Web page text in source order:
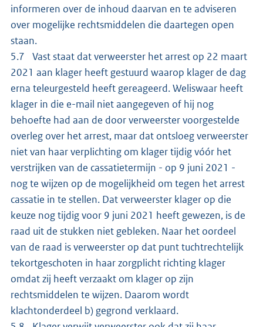
informeren over de inhoud daarvan en te adviseren
over mogelijke rechtsmiddelen die daartegen open
staan.
5.7 Vast staat dat verweerster het arrest op 22 maart
2021 aan klager heeft gestuurd waarop klager de dag
erna teleurgesteld heeft gereageerd. Weliswaar heeft
klager in die e-mail niet aangegeven of hij nog
behoefte had aan de door verweerster voorgestelde
overleg over het arrest, maar dat ontsloeg verweerster
niet van haar verplichting om klager tijdig vóór het
verstrijken van de cassatietermijn - op 9 juni 2021 -
nog te wijzen op de mogelijkheid om tegen het arrest
cassatie in te stellen. Dat verweerster klager op die
keuze nog tijdig voor 9 juni 2021 heeft gewezen, is de
raad uit de stukken niet gebleken. Naar het oordeel
van de raad is verweerster op dat punt tuchtrechtelijk
tekortgeschoten in haar zorgplicht richting klager
omdat zij heeft verzaakt om klager op zijn
rechtsmiddelen te wijzen. Daarom wordt
klachtonderdeel b) gegrond verklaard.